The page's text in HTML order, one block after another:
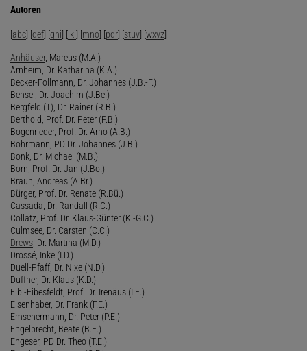
Autoren
[abc] [def] [ghi] [jkl] [mno] [pqr] [stuv] [wxyz]
Anhäuser, Marcus (M.A.)
Arnheim, Dr. Katharina (K.A.)
Becker-Follmann, Dr. Johannes (J.B.-F.)
Bensel, Dr. Joachim (J.Be.)
Bergfeld (†), Dr. Rainer (R.B.)
Berthold, Prof. Dr. Peter (P.B.)
Bogenrieder, Prof. Dr. Arno (A.B.)
Bohrmann, PD Dr. Johannes (J.B.)
Bonk, Dr. Michael (M.B.)
Born, Prof. Dr. Jan (J.Bo.)
Braun, Andreas (A.Br.)
Bürger, Prof. Dr. Renate (R.Bü.)
Cassada, Dr. Randall (R.C.)
Collatz, Prof. Dr. Klaus-Günter (K.-G.C.)
Culmsee, Dr. Carsten (C.C.)
Drews , Dr. Martina (M.D.)
Drossé, Inke (I.D.)
Duell-Pfaff, Dr. Nixe (N.D.)
Duffner, Dr. Klaus (K.D.)
Eibl-Eibesfeldt, Prof. Dr. Irenäus (I.E.)
Eisenhaber, Dr. Frank (F.E.)
Emschermann, Dr. Peter (P.E.)
Engelbrecht, Beate (B.E.)
Engeser, PD Dr. Theo (T.E.)